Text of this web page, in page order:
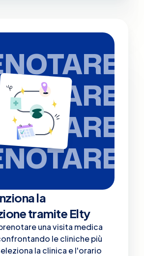
la
tramite Elty
una visita medica
le cliniche più
la clinica e l'orario